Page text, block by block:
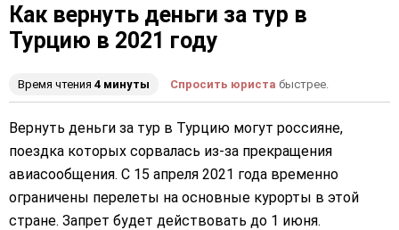
Как вернуть деньги за тур в
Турцию в 2021 году
Время чтения 4 минуты Спросить юриста быстрее.
Вернуть деньги за тур в Турцию могут россияне,
поездка которых сорвалась из-за прекращения
авиасообщения. С 15 апреля 2021 года временно
ограничены перелеты на основные курорты в этой
стране. Запрет будет действовать до 1 июня.